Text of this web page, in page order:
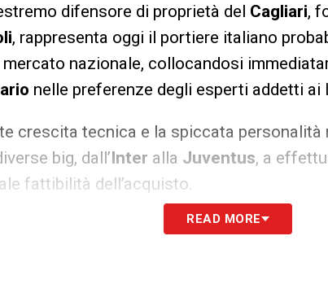
difensore di proprietà del Cagliari,
, rappresenta oggi il portiere italiano
nazionale, collocandosi
nelle preferenze degli esperti addetti ai
crescita tecnica e la spiccata
big, dall’Inter alla Juventus, a
fattibilità dell’acquisto.
torinese, delusa dal rendimento
READ MORE